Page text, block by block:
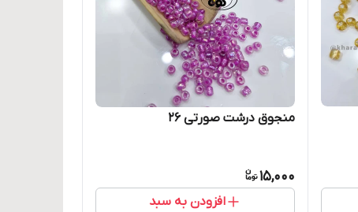
منجوق درشت صورتی ۲۶
15,000
افزودن به سبد